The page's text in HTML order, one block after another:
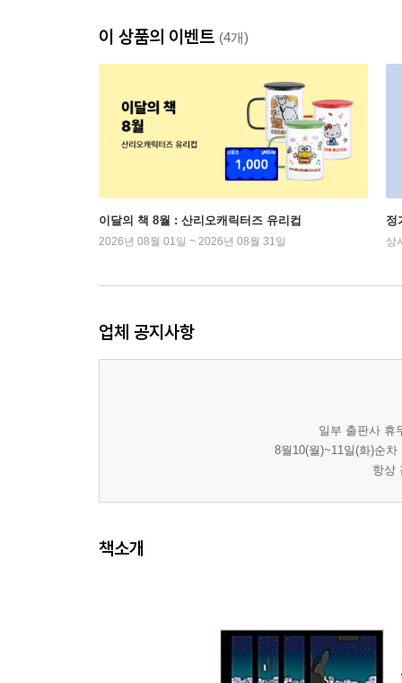
이 상품의 이벤트 (4개)
이달의 책 8월 : 산리오캐릭터즈 유리컵
2026년 08월 01일 ~ 2026년 08월 31일
정
상
업체 공지사항
일부 출판사 휴
8월10(월)~11일(화)순
항상
책소개